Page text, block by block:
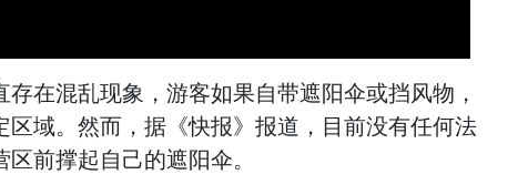
在混乱现象，游客如果自带遮阳伞或挡风物，
区域。然而，据《快报》报道，目前没有任何法
前撑起自己的遮阳伞。